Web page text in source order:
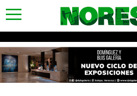
toggle
navigation